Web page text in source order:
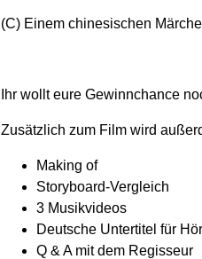
(C) Einem chinesischen
Ihr wollt eure Gewinnchance
Zusätzlich zum Film wird
Making of
Storyboard-Vergleich
3 Musikvideos
Deutsche Untertitel für
Q & A mit dem Regisseur